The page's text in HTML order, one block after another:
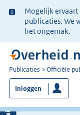
Ter
informatie:
Mogelijk
publicaties. We
het ongemak.
U
bent
nu
hier:
Publicaties Officiële
Inloggen